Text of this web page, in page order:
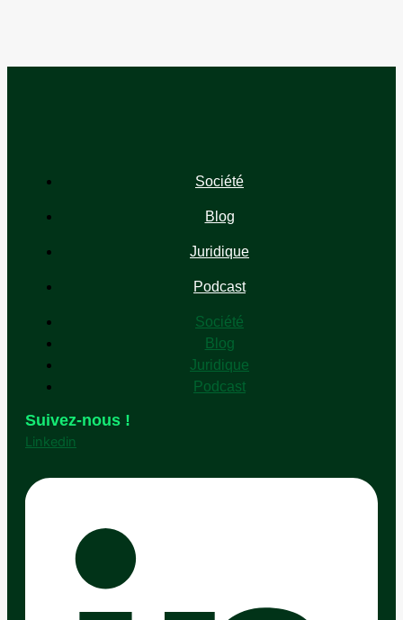
Société
Blog
Juridique
Podcast
Société
Blog
Juridique
Podcast
Suivez-nous !
Linkedin